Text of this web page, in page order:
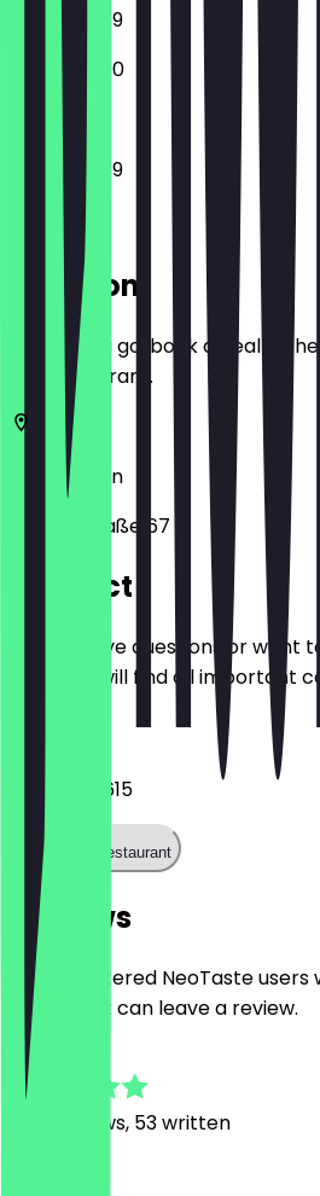
12:00 - 23:59
12:00 - 22:00
12:00 - 23:59
Location
Before you go, book a deal in
the restaurant.
Berlin
Sredzkistraße 67
Contact
Do you have questions or want
Here you will find all important
030 24031615
Call the restaurant
Reviews
Only registered NeoTaste
restaurant can leave a review.
4.9
Reviews, 53 written